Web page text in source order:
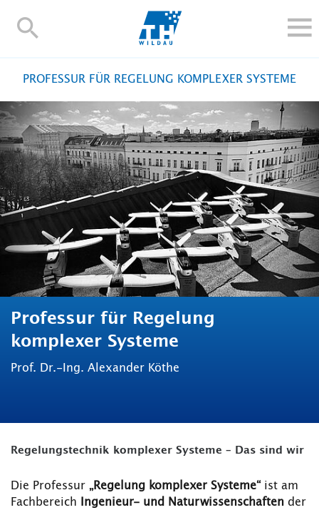
TH-
STUDIEREN UND WEITERBILDEN
FORSCHUNG UND TRANSFER
ALUMNI
HOCHSCHULE
INTERNATIONAL
BESCHÄFTIGTE
Blogs Kontakt und Anfahrt Webmail Moodle
TH Online-Portal Personensuche English
PROFESSUR FÜR REGELUNG KOMPLEXER SYSTEME
Professur für Regelung
komplexer Systeme
Prof. Dr.-Ing. Alexander Köthe
Regelungstechnik komplexer Systeme – Das sind wir
Die Professur „Regelung komplexer Systeme“ist am
Fachbereich
Ingenieur- und Naturwissenschaften der